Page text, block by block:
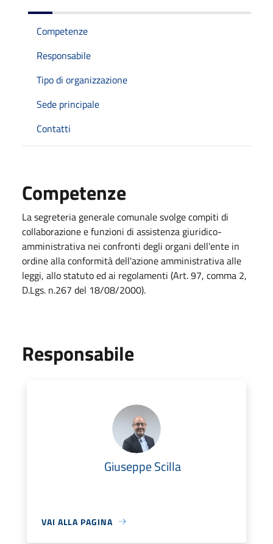
Competenze
Responsabile
Tipo di organizzazione
Sede principale
Contatti
Competenze
La segreteria generale comunale svolge compiti di
collaborazione e funzioni di assistenza giuridico-
amministrativa nei confronti degli organi dell'ente in
ordine alla conformità dell'azione amministrativa alle
leggi, allo statuto ed ai regolamenti (Art. 97, comma 2,
D.Lgs. n.267 del 18/08/2000).
Responsabile
Giuseppe Scilla
VAI ALLA PAGINA